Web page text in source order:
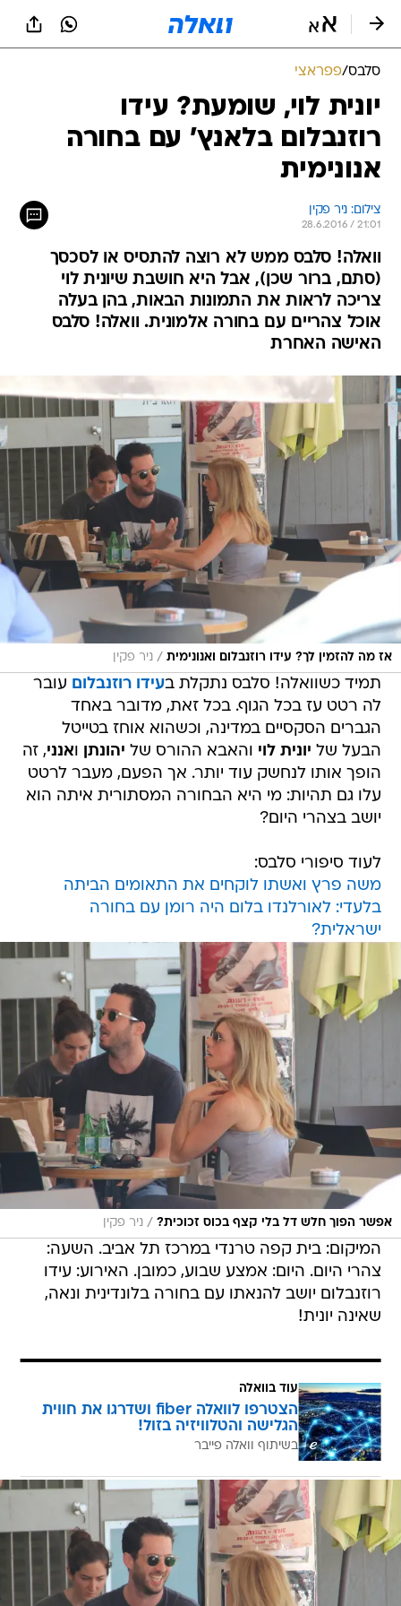
סלבס/פפראצי
יונית לוי, שומעת? עידו
רוזנבלום בלאנץ' עם בחורה
אנונימית
צילום: ניר פקין
28.6.2016 / 21:01
וואלה! סלבס ממש לא רוצה להתסיס או לסכסך
(סתם, ברור שכן), אבל היא חושבת שיונית לוי
צריכה לראות את התמונות הבאות, בהן בעלה
אוכל צהריים עם בחורה אלמונית. וואלה! סלבס
האישה האחרת
אז מה להזמין לך? עידו רוזנבלום ואנונימית / ניר פקין
תמיד כשוואלה! סלבס נתקלת בעידו רוזנבלום עובר
לה רטט עז בכל הגוף. בכל זאת, מדובר באחד
הגברים הסקסיים במדינה, וכשהוא אוחז בטייטל
הבעל של יונית לוי והאבא ההורס של יהונתן ואנני, זה
הופך אותו לנחשק עוד יותר. אך הפעם, מעבר לרטט
עלו גם תהיות: מי היא הבחורה המסתורית איתה הוא
יושב בצהרי היום?
לעוד סיפורי סלבס:
משה פרץ ואשתו לוקחים את התאומים הביתה
בלעדי: לאורלנדו בלום היה רומן עם בחורה
ישראלית?
אפשר הפוך חלש דל בלי קצף בכוס זכוכית? / ניר פקין
המיקום: בית קפה טרנדי במרכז תל אביב. השעה:
צהרי היום. היום: אמצע שבוע, כמובן. האירוע: עידו
רוזנבלום יושב להנאתו עם בחורה בלונדינית ונאה,
שאינה יונית!
עוד בוואלה
הצטרפו לוואלה fiber ושדרגו את חווית
הגלישה והטלוויזיה בזול!
בשיתוף וואלה פייבר